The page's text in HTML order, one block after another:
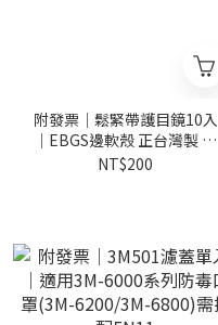
附發票｜鬆緊帶護目鏡10入
｜EBGS邊軟殼 正台灣製 防
飛沫 氣透安全眼鏡工作防塵,
NT$200